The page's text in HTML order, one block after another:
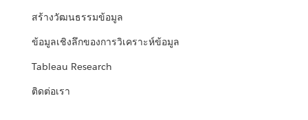
สร้างวัฒนธรรมข้อมูล
ข้อมูลเชิงลึกของการวิเคราะห์ข้อมูล
Tableau Research
ติดต่อเรา